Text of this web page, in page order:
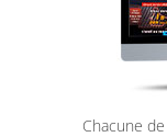
Chacune